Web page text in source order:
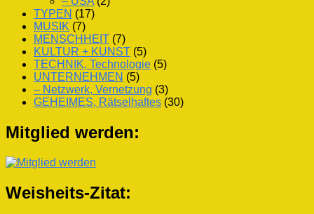
TYPEN (17)
MUSIK (7)
MENSCHHEIT (7)
KULTUR + KUNST (5)
TECHNIK, Technologie (5)
UNTERNEHMEN (5)
– Netzwerk, Vernetzung (3)
GEHEIMES, Rätselhaftes (30)
Mitglied werden:
Weisheits-Zitat: